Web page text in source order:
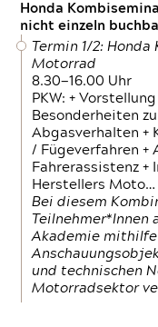
Honda
nicht einzeln
Termin 1/2:
Motorrad
8.30—16.00 Uhr
PKW: +
Besonderheiten
Abgasverhalten +
/ Fügeverfahren +
Fahrerassistenz
Herstellers Moto…
Bei diesem
Akademie
und technischen
Motorradsektor